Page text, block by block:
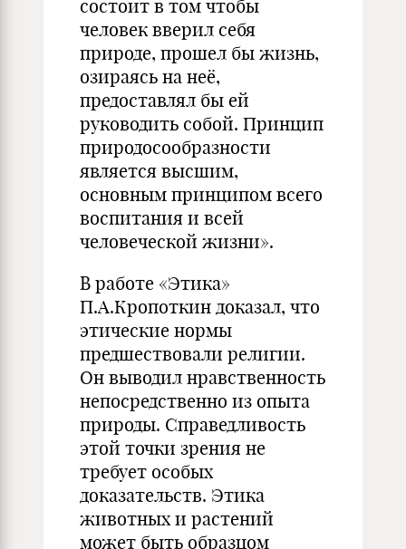
состоит в том чтобы
человек вверил себя
природе, прошел бы жизнь,
озираясь на неё,
предоставлял бы ей
руководить собой. Принцип
природосообразности
является высшим,
основным принципом всего
воспитания и всей
человеческой жизни».
В работе «Этика»
П.А.Кропоткин доказал, что
этические нормы
предшествовали религии.
Он выводил нравственность
непосредственно из опыта
природы. Справедливость
этой точки зрения не
требует особых
доказательств. Этика
животных и растений
может быть образцом